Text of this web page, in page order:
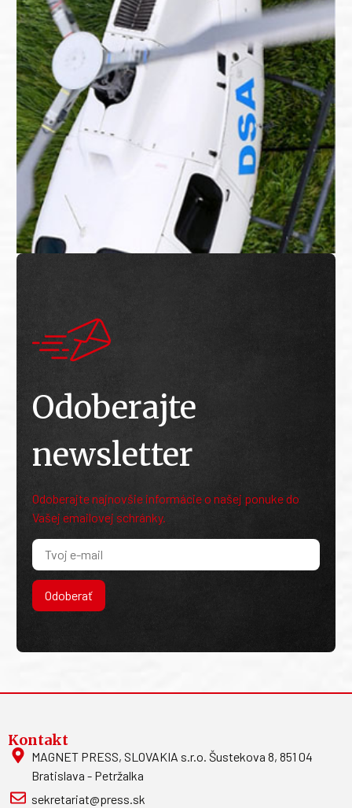
Odoberajte
newsletter
Odoberajte najnovšie informácie o našej ponuke do
Vašej emailovej schránky.
Odoberať
Kontakt
MAGNET PRESS, SLOVAKIA s.r.o. Šustekova 8, 851 04
Bratislava - Petržalka
sekretariat@press.sk